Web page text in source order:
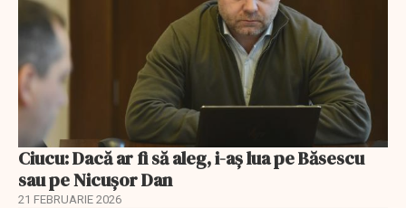
Ciucu: Dacă ar fi să aleg, i-aș lua pe Băsescu
sau pe Nicușor Dan
21 FEBRUARIE 2026